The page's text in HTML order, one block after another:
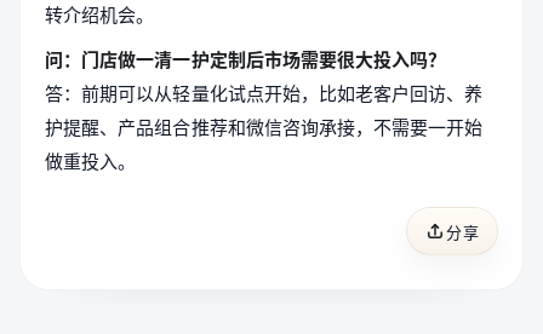
转介绍机会。
问：门店做一清一护定制后市场需要很大投入吗？
答：前期可以从轻量化试点开始，比如老客户回访、养
护提醒、产品组合推荐和微信咨询承接，不需要一开始
做重投入。
分享